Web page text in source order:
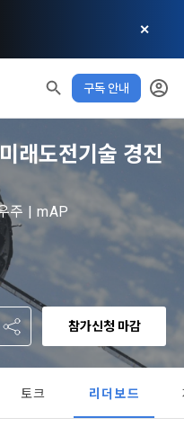
✕
구독 안내
음 모두 삭제
XP 안내
150 XP
전체 XP
사용 XP
”)와 “회원” 간에 정보 서
필요한 사항을 약속하여
모든 약관에 동의해야 하
다는 것은 “회원”이 본 약
본 약관은 “회원”이 서비
방침
리방침
본)
여러 경영요소 가운데 최
주식회사(이하 ‘데이콘’ 또
동의
비스 및 상품 추천, 각종
등의 광고성 정보를 전자
래도전기술 경진
주 | mAP
참가신청 마감
토크 리더보드